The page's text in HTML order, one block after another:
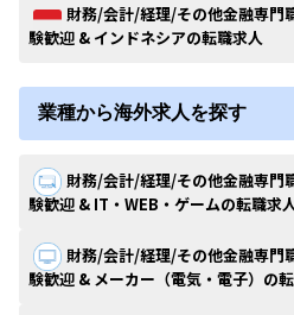
財務/会計/経理/その他金融専門
験歓迎 & インドネシアの転職求人
業種から海外求人を探す
財務/会計/経理/その他金融専門
験歓迎 & IT・WEB・ゲームの転職求人
財務/会計/経理/その他金融専門
験歓迎 & メーカー（電気・電子）の